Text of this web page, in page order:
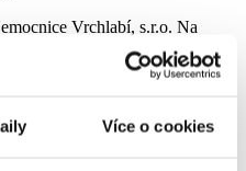
Více o cookies
Vrchlabí, s.r.o. Na
00 Praha 1 IČO: 648 27 232
zdravotnické, bakalářského